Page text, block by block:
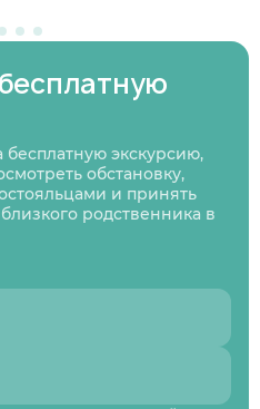
экскурсию,
обстановку,
и принять
родственника в
будущее
вопрос
вопрос
01
и пользовательским
заявку
мне
и пользовательским
и пользовательским